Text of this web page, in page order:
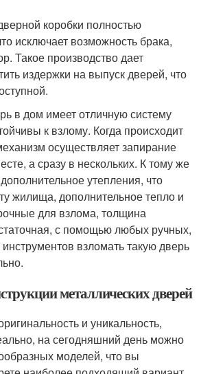
коробки полностью
исключает возможность брака,
Такое производство дает
издержки на выпуск дверей, что
в дом имеет отличную систему
к взлому. Когда происходит
осуществляет запирание
а сразу в нескольких. К тому же
утепления, что
жилища, дополнительное тепло и
для взлома, толщина
с помощью любых ручных,
взломать такую дверь
металлических дверей
и уникальность,
на сегодняшний день можно
моделей, что вы